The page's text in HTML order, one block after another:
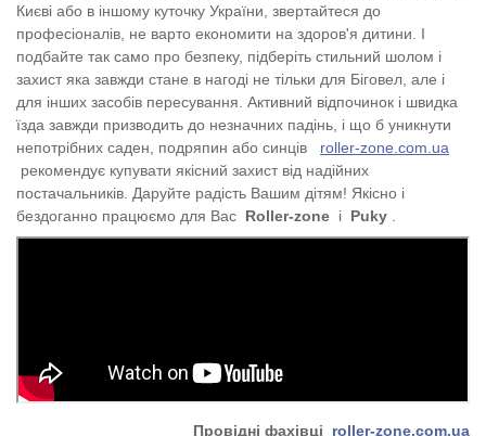
Києві або в іншому куточку України, звертайтеся до
професіоналів, не варто економити на здоров'я дитини. І
подбайте так само про безпеку, підберіть стильний шолом і
захист яка завжди стане в нагоді не тільки для Біговел, але і
для інших засобів пересування. Активний відпочинок і швидка
їзда завжди призводить до незначних падінь, і що б уникнути
непотрібних саден, подряпин або синців
roller-zone.com.ua
рекомендує купувати якісний захист від надійних
постачальників. Даруйте радість Вашим дітям! Якісно і
бездоганно працюємо для Вас Roller-zone і Puky
Провідні фахівці roller-zone.com.ua